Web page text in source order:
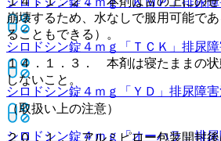
シロドシン錠４ｍｇ「ＴＣＫ」 排尿
シロドシン錠４ｍｇ「ＹＤ」 排尿障
シロドシン錠４ｍｇ「オーハラ」排
崩壊するため、水なしで服用可能で
ることもできる）。
１４．１．３． 本剤は寝たままの状
しないこと。
（取扱い上の注意）
２０．１． アルミピロー包装開封後